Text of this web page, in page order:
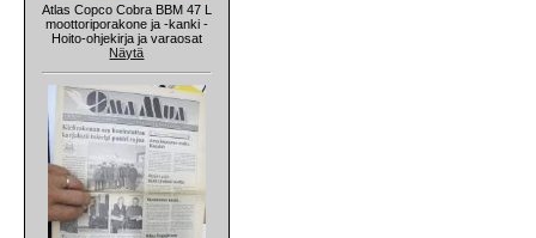
Atlas Copco Cobra BBM 47 L
moottoriporakone ja -kanki -
Hoito-ohjekirja ja varaosat
Näytä